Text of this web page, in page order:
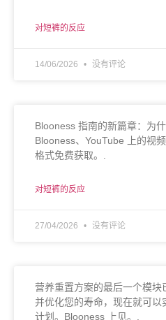
对短裤的反应
14/06/2026 没有评论
Blooness 指南的新篇章：为
Blooness、YouTube 上的视
格式免费获取。.
对短裤的反应
27/04/2026 没有评论
营养重置方案的最后一个模
并优化您的寿命，现在就可
计划。Blooness 上见。.